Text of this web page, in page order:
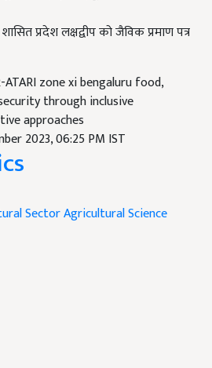
प्रदेश लक्षद्वीप को जैविक प्रमाण पत्र
ATARI zone xi bengaluru food,
through inclusive
approaches
2023, 06:25 PM IST
SectorAgricultural Science